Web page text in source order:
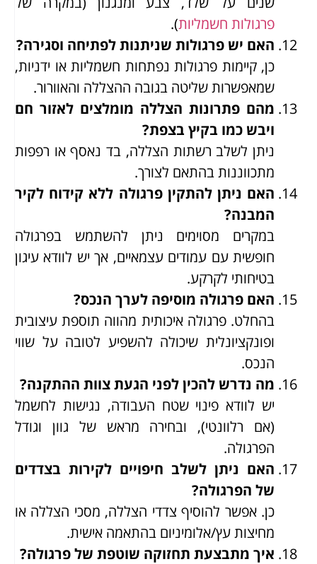
פרגולות חשמליות).
האם יש פרגולות שניתנות לפתיחה וסגירה?
כן, קיימות פרגולות נפתחות חשמליות או ידניות,
שמאפשרות שליטה בגובה ההצללה והאוורור.
מהם פתרונות הצללה מומלצים לאזור חם
ויבש כמו בקיץ בצפת?
ניתן לשלב רשתות הצללה, בד נאסף או רפפות
מתכווננות בהתאם לצורך.
האם ניתן להתקין פרגולה ללא קידוח לקיר
המבנה?
במקרים מסוימים ניתן להשתמש בפרגולה
חופשית עם עמודים עצמאיים, אך יש לוודא עיגון
בטיחותי לקרקע.
האם פרגולה מוסיפה לערך הנכס?
בהחלט. פרגולה איכותית מהווה תוספת עיצובית
ופונקציונלית שיכולה להשפיע לטובה על שווי
הנכס.
מה נדרש להכין לפני הגעת צוות ההתקנה?
יש לוודא פינוי שטח העבודה, נגישות לחשמל
(אם רלוונטי), ובחירה מראש של גוון וגודל
הפרגולה.
האם ניתן לשלב חיפויים לקירות בצדדים
של הפרגולה?
כן. אפשר להוסיף צדדי הצללה, מסכי הצללה או
מחיצות עץ/אלומיניום בהתאמה אישית.
איך מתבצעת תחזוקה שוטפת של פרגולה?